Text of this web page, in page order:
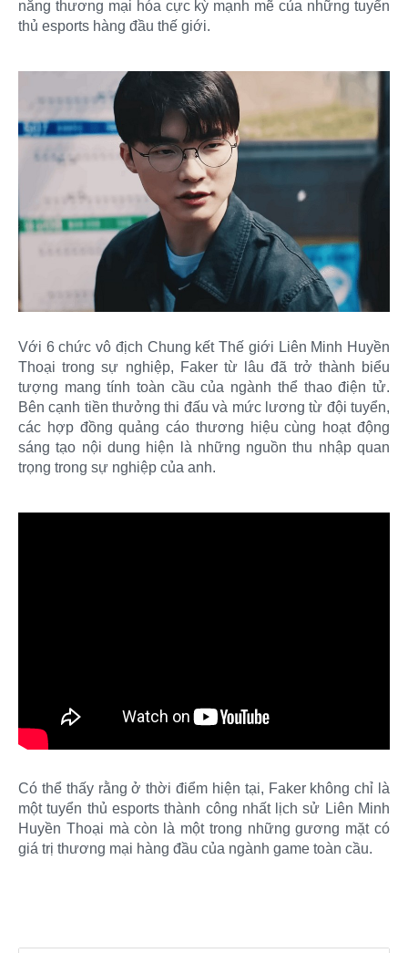
năng thương mại hóa cực kỳ mạnh mẽ của những tuyển
thủ esports hàng đầu thế giới.
Với 6 chức vô địch Chung kết Thế giới Liên Minh Huyền
Thoại trong sự nghiệp, Faker từ lâu đã trở thành biểu
tượng mang tính toàn cầu của ngành thể thao điện tử.
Bên cạnh tiền thưởng thi đấu và mức lương từ đội tuyển,
các hợp đồng quảng cáo thương hiệu cùng hoạt động
sáng tạo nội dung hiện là những nguồn thu nhập quan
trọng trong sự nghiệp của anh.
Có thể thấy rằng ở thời điểm hiện tại, Faker không chỉ là
một tuyển thủ esports thành công nhất lịch sử Liên Minh
Huyền Thoại mà còn là một trong những gương mặt có
giá trị thương mại hàng đầu của ngành game toàn cầu.​